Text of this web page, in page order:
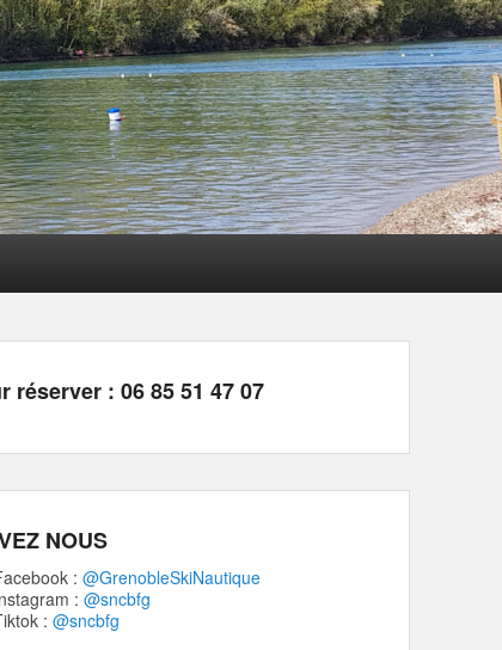
réserver : 06 85 51 47 07
NOUS
: @GrenobleSkiNautique
: @sncbfg
: @sncbfg